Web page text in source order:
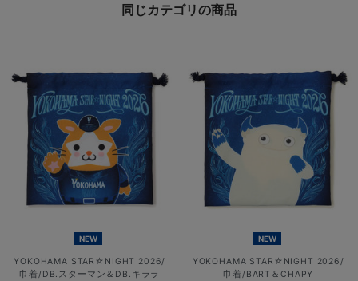
同じカテゴリの商品
NEW
YOKOHAMA STAR☆NIGHT 2026/
巾着/DB.スターマン＆DB.キララ
NEW
YOKOHAMA STAR☆NIGHT 2026/
巾着/BART＆CHAPY